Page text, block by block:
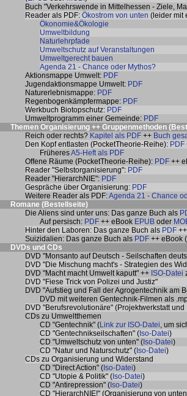
Buch "Verkehrswende in Mittelhessen - Ziele,
Reader als PDF: Ökostrom von unten (leider mit
Ökonomie&Ökologie
Umweltbildung
Naturlehrpfade
Umweltschutz auf Veranstaltungen
Umweltgerecht bauen
Agenda 21 - Chance oder Mythos?
Aktionsmappe Umwelt: PDF
Jugendaktionsmappe Umwelt: PDF
Naturerlebnismappe: PDF
Regenbogenkämpfermappe: PDF
Werkbuch Biotopschutz: PDF
Umweltprogramm einer Gemeinde: PDF
Themen Organisierung ++ Gruppenmethoden (
Reich oder rechts? Kapitel als PDF ++ Buch
Den Kopf entlasten (PocketTheorie-Reihe): PDF
FrüheresA5-Heft als PDF
Offene Räume (PocketTheorie-Reihe): PDF ++
Reader "Selbstorganisierung": PDF
Reader "HierarchNIE": PDF
Gespräche über Organisierung: PDF
Weitere Reader als PDF:Agenda 21 - Chance
Romane (Bestellseite)
Die Aliens sind unter uns: Das ganze Buch als
Auf persisch: PDF ++ eBook EPUB oder
Hinter den Laboren: Das ganze Buch als PDF
Suizidalien: Das ganze Buch als PDF ++ eBook (
DVDs und CDs
DVD "Monsanto auf Deutsch - Seilschaften
DVD "Die Mischung macht's - Strategien des
DVD "Macht macht Umwelt kaputt" ++ ISO-Datei
DVD "Fiese Trick von Polizei und Justiz"
DVD "Aufstieg und Fall der Agrogentechnik am
DVD mit weiteren Gentechnik-Filmen als
DVD "Berufsrevolutionäre" (Projektwerkstatt
CDs zu Umweltthemen
CD "Gentechnik" (Link zur ISO-Datei, um
CD "Gentechnikseilschaften" ( Iso-Datei)
CD "Umweltschutz von unten" ( Iso-Datei)
CD "Natur und Naturschutz" ( Iso-Datei)
CDs zu Organisierung und Widerstand
CD "Direct Action" ( Iso-Datei)
CD "Utopie & Politik" ( Iso-Datei)
CD "Antirepression" ( Iso-Datei)
CD "HierarchNIE!" (Organisierung von